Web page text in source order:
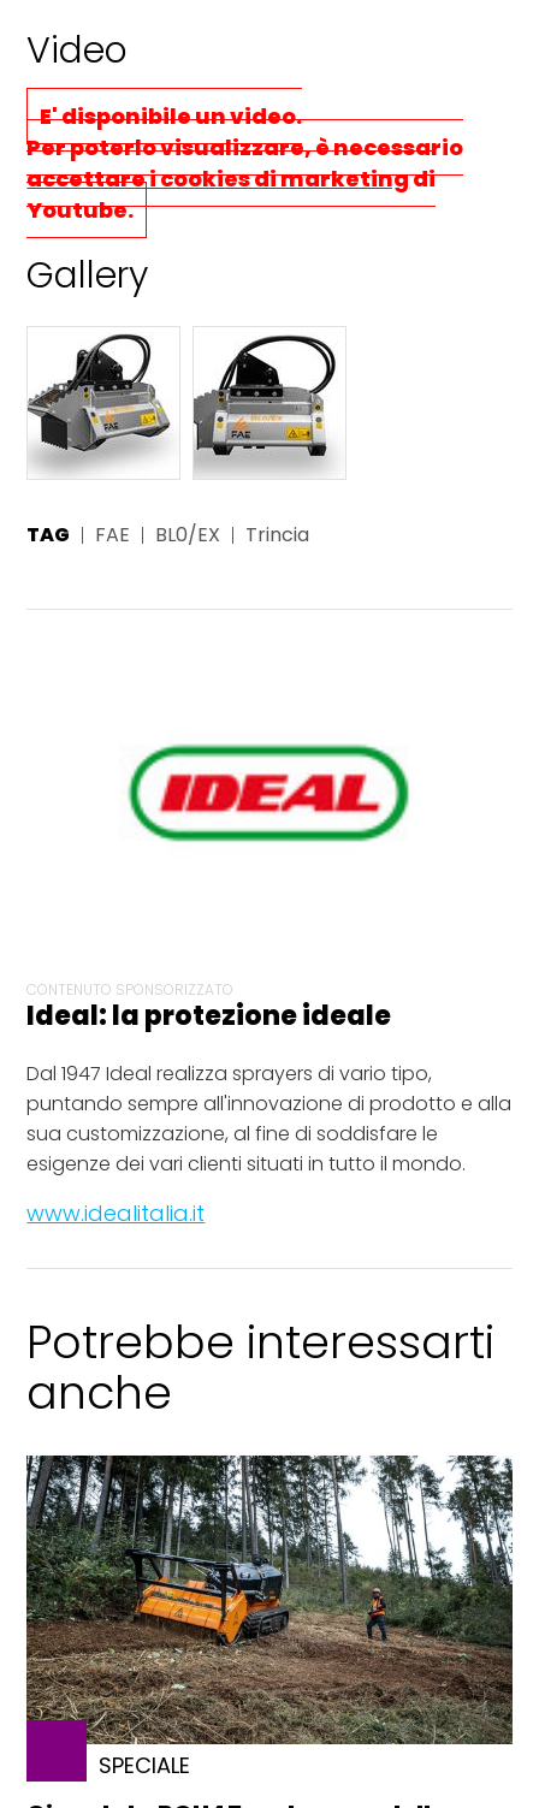
Video
E' disponibile un video.
Per poterlo visualizzare, è necessario
accettare i cookies di marketingdi
Youtube.
Gallery
TAG FAE BL0/EX Trincia
CONTENUTO SPONSORIZZATO
Ideal: la protezione ideale
Dal 1947 Ideal realizza sprayers di vario tipo,
puntando sempre all'innovazione di prodotto e alla
sua customizzazione, al fine di soddisfare le
esigenze dei vari clienti situati in tutto il mondo.
www.idealitalia.it
Potrebbe interessarti
anche
SPECIALE